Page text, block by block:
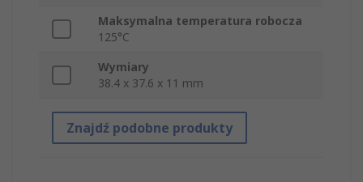
Maksymalna temperatura robocza
125°C
Wymiary
38.4 x 37.6 x 11 mm
Znajdź podobne produkty